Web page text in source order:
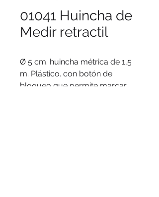
01041 Huincha de
Medir retractil
Ø 5 cm. huincha métrica de 1,5
m. Plástico. con botón de
bloqueo que permite marcar